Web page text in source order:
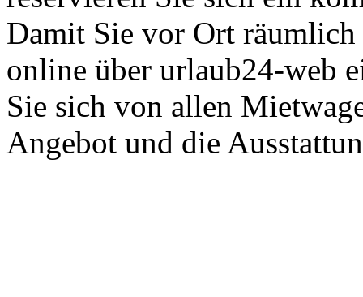
Damit Sie vor Ort
online über urlaub24-web
Sie sich von allen
Angebot und die